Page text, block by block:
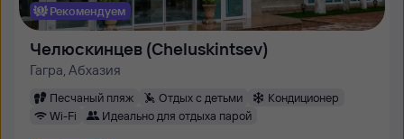
Рекомендуем
Челюскинцев (Cheluskintsev)
Гагра, Абхазия
Песчаный пляж Отдых с детьми
Кондиционер
Wi-Fi
Идеально для отдыха парой